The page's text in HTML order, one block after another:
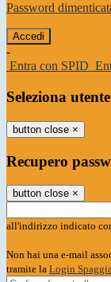
Password
-
Entra con SPID
Seleziona utente
button close ×
Recupero
button close ×
all'indirizzo indicato
Non hai una e-mail
tramite la Login